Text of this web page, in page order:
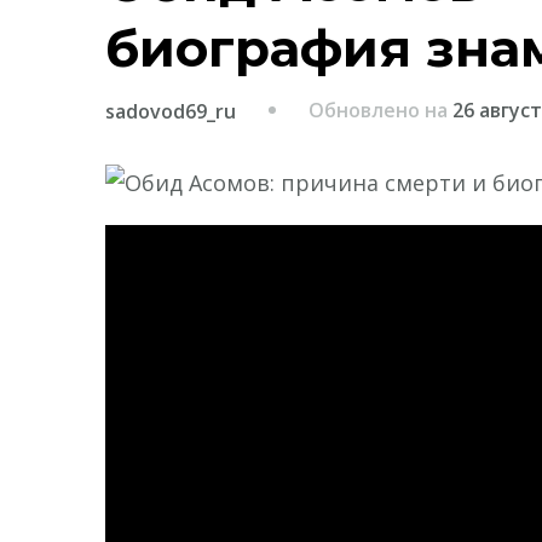
биография
sadovod69_ru Обновлено на 26